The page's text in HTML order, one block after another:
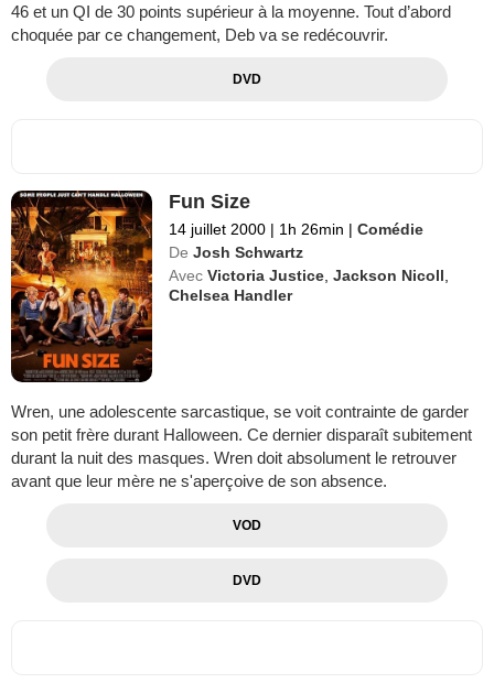
46 et un QI de 30 points supérieur à la moyenne. Tout d’abord
choquée par ce changement, Deb va se redécouvrir.
DVD
Fun Size
14 juillet 2000 | 1h 26min | Comédie
De Josh Schwartz
Avec Victoria Justice ,Jackson Nicoll
Chelsea Handler
Wren, une adolescente sarcastique, se voit contrainte de garder
son petit frère durant Halloween. Ce dernier disparaît subitement
durant la nuit des masques. Wren doit absolument le retrouver
avant que leur mère ne s'aperçoive de son absence.
VOD
DVD